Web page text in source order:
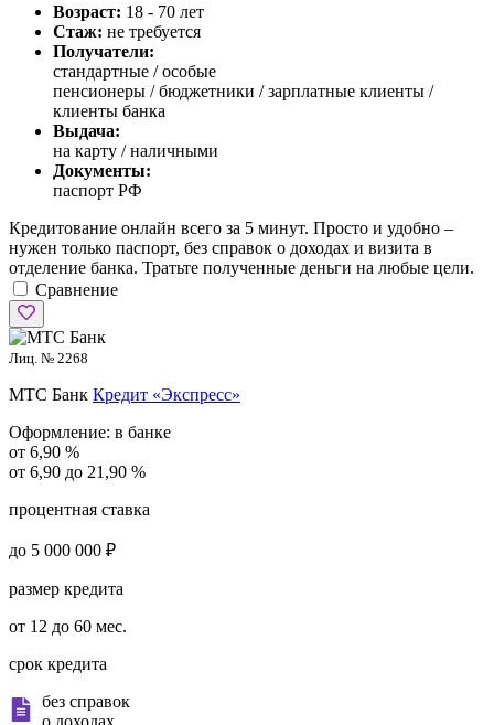
Возраст: 18 - 70 лет
Стаж: не требуется
Получатели:
стандартные /особые
пенсионеры / бюджетники / зарплатные клиенты /
клиенты банка
Выдача:
на карту / наличными
Документы:
паспорт РФ
Кредитование онлайн всего за 5 минут. Просто и удобно –
нужен только паспорт, без справок о доходах и визита в
отделение банка. Тратьте полученные деньги на любые цели.
Сравнение
Лиц. № 2268
МТС Банк Кредит «Экспресс»
Оформление: в банке
от 6,90 %
от 6,90 до 21,90 %
процентная ставка
до 5 000 000 ₽
размер кредита
от 12 до 60 мес.
срок кредита
без справок
о доходах